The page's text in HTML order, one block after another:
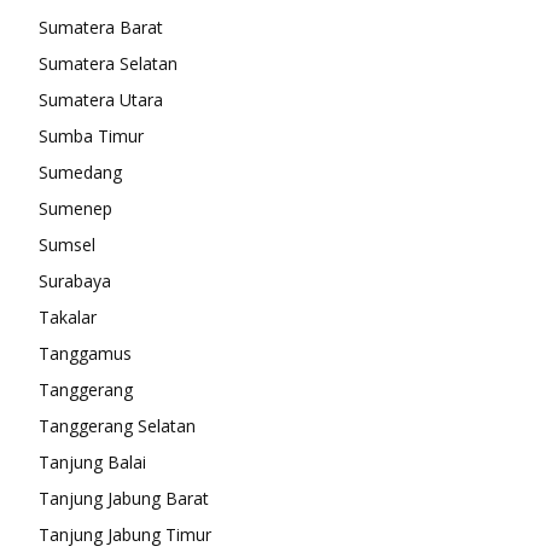
Sumatera Barat
Sumatera Selatan
Sumatera Utara
Sumba Timur
Sumedang
Sumenep
Sumsel
Surabaya
Takalar
Tanggamus
Tanggerang
Tanggerang Selatan
Tanjung Balai
Tanjung Jabung Barat
Tanjung Jabung Timur